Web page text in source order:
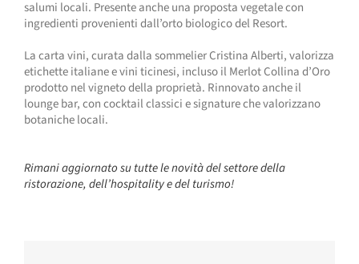
salumi locali. Presente anche una proposta vegetale con
ingredienti provenienti dall’orto biologico del Resort.
La carta vini, curata dalla sommelier Cristina Alberti, valorizza
etichette italiane e vini ticinesi, incluso il Merlot Collina d’Oro
prodotto nel vigneto della proprietà. Rinnovato anche il
lounge bar, con cocktail classici e signature che valorizzano
botaniche locali.
Rimani aggiornato su tutte le novità del settore della
ristorazione, dell’hospitality e del turismo!